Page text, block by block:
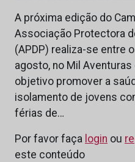
A próxima edição do
Associação Protectora
(APDP) realiza-se entre
agosto, no Mil
objetivo promover a
isolamento de jovens
férias de…
Por favor faça login ou
este conteúdo